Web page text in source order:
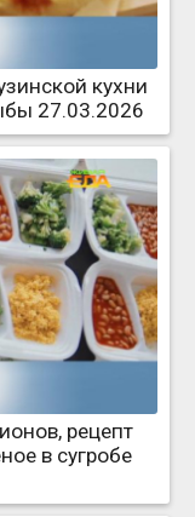
кухни
27.03.2026
рецепт
в сугробе